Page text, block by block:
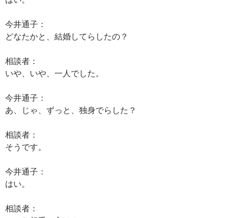
今井通子：
どなたかと、結婚してらしたの？
相談者：
いや、いや、一人でした。
今井通子：
あ、じゃ、ずっと、独身でらした？
相談者：
そうです。
今井通子：
はい。
相談者：